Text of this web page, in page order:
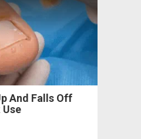
And Falls Off